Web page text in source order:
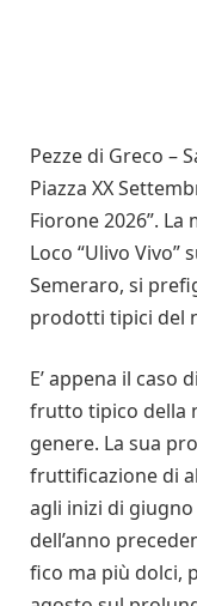
Pezze di Greco –
Piazza XX
Fiorone 2026”.
Loco “Ulivo Vivo”
Semeraro, si
prodotti tipici del
E’ appena il caso
frutto tipico della
genere. La sua
fruttificazione di
agli inizi di
dell’anno
fico ma più dolci,